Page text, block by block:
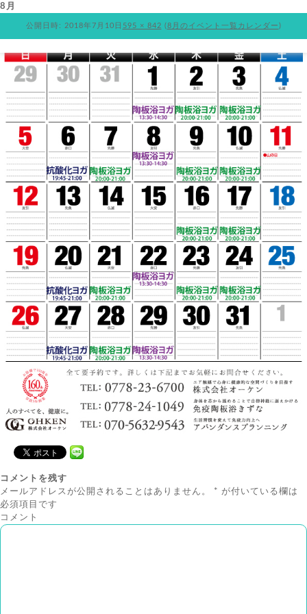
8月
公開日時: 2018年7月10日 595 × 842 (8月のイベント一覧カレンダー)
コメントを残す
メールアドレスが公開されることはありません。
* が付いている欄は
必須項目です
コメント